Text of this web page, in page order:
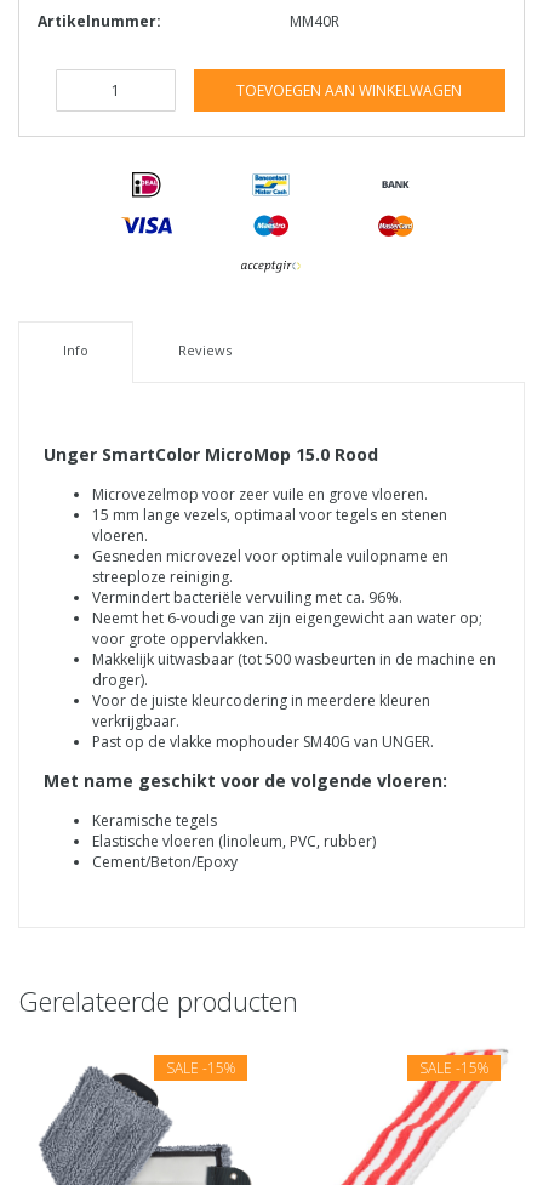
Artikelnummer:
MM40R
TOEVOEGEN AAN WINKELWAGEN
Info Reviews
Unger SmartColor MicroMop 15.0 Rood
Microvezelmop voor zeer vuile en grove vloeren.
15 mm lange vezels, optimaal voor tegels en stenen
vloeren.
Gesneden microvezel voor optimale vuilopname en
streeploze reiniging.
Vermindert bacteriële vervuiling met ca. 96%.
Neemt het 6-voudige van zijn eigengewicht aan water op;
voor grote oppervlakken.
Makkelijk uitwasbaar (tot 500 wasbeurten in de machine en
droger).
Voor de juiste kleurcodering in meerdere kleuren
verkrijgbaar.
Past op de vlakke mophouder SM40G van UNGER.
Met name geschikt voor de volgende vloeren:
Keramische tegels
Elastische vloeren (linoleum, PVC, rubber)
Cement/Beton/Epoxy
Gerelateerde producten
SALE -15% SALE -15%